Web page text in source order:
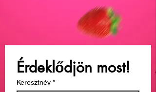
Érdeklődjön most!
Keresztnév *